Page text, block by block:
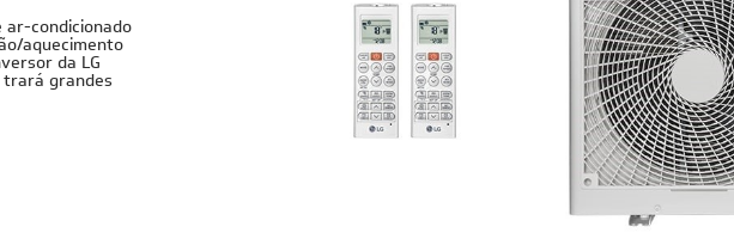
ar-condicionado
aquecimento
da LG
trará grandes